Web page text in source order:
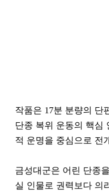
작품은 17분 분량의 단
단종 복위 운동의 핵심
적 운명을 중심으로 전
금성대군은 어린 단종
실 인물로 권력보다 의